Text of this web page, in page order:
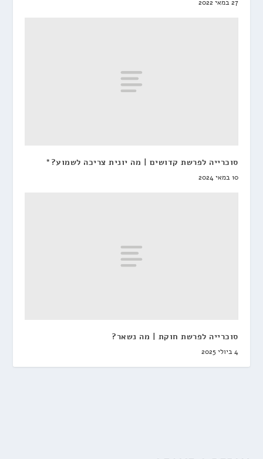
27 במאי 2022
סוכרייה לפרשת קדושים | מה יונית צריכה לשמוע?*
10 במאי 2024
סוכרייה לפרשת חוקת | מה נשאר?
4 ביולי 2025